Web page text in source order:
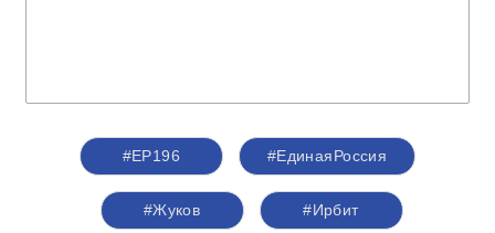
#ЕР196 #‎ЕдинаяРоссия
#Жуков #Ирбит